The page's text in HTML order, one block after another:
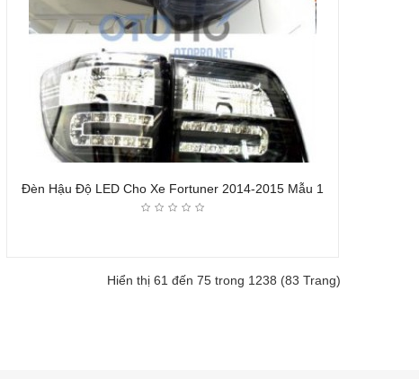
Đèn Hậu Độ LED Cho Xe Fortuner 2014-2015 Mẫu 1
Hiển thị 61 đến 75 trong 1238 (83 Trang)